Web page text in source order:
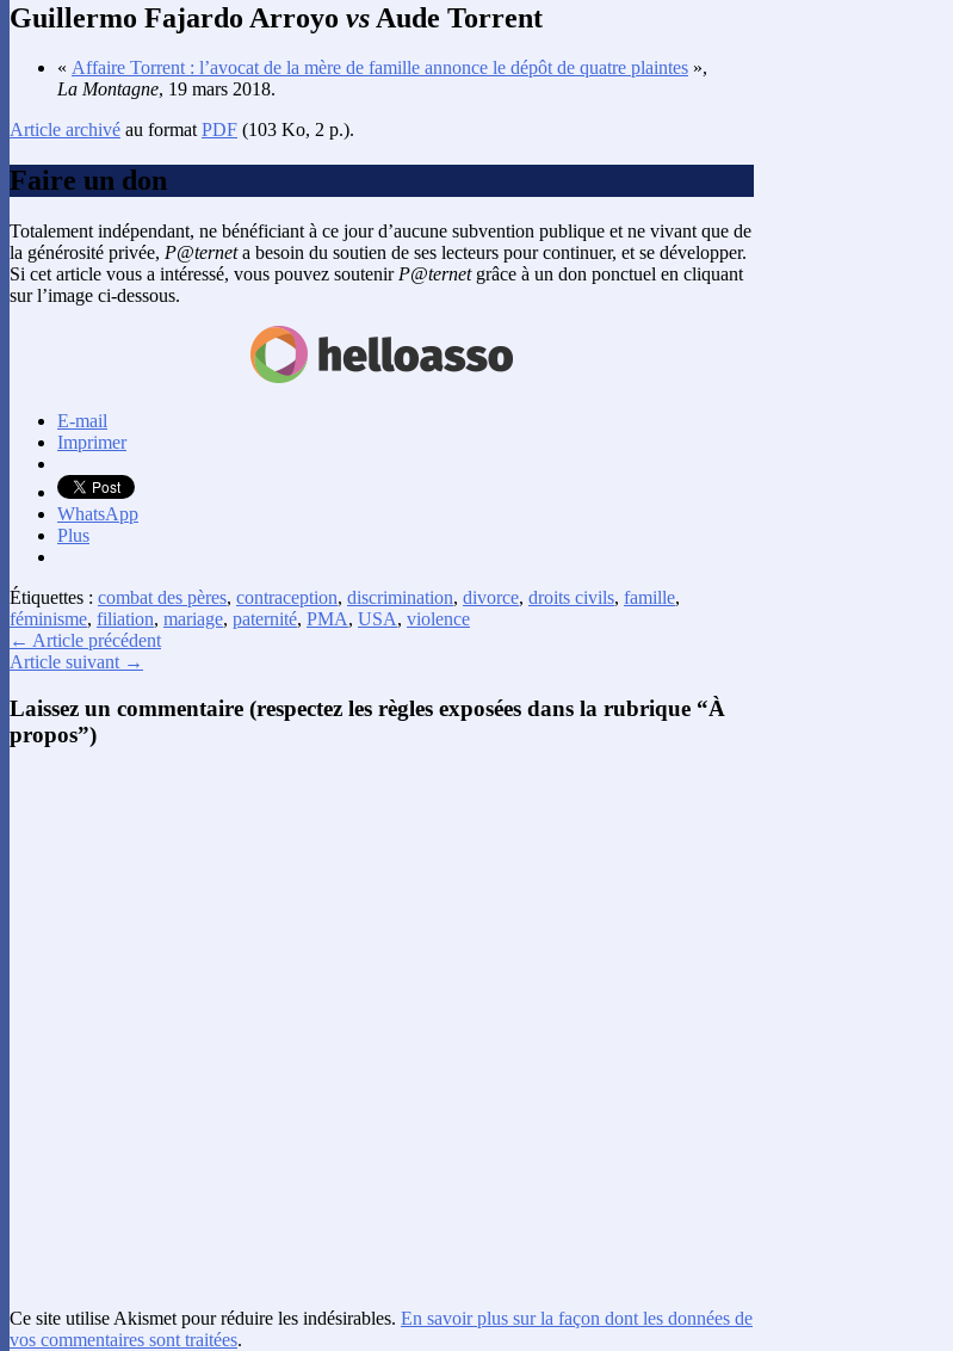
Guillermo Fajardo Arroyo vs Aude Torrent
« Affaire Torrent : l’avocat de la mère de famille annonce le dépôt de quatre plaintes »,
La Montagne, 19 mars 2018.
Article archivé au formatPDF (103 Ko, 2 p.).
Faire un don
Totalement indépendant, ne bénéficiant à ce jour d’aucune subvention publique et ne vivant que de
la générosité privée, P@terneta besoin du soutien de ses lecteurs pour continuer, et se développer.
Si cet article vous a intéressé, vous pouvez soutenir P@ternetgrâce à un don ponctuel en cliquant
sur l’image ci-dessous.
E-mail
Imprimer
WhatsApp
Plus
Étiquettes : combat des pères, contraception, discrimination, divorce, droits civils, famille,
féminisme, filiation, mariage, paternité, PMA, USA, violence
← Article précédent
Article suivant →
Laissez un commentaire (respectez les règles exposées dans la rubrique “À
propos”)
Ce site utilise Akismet pour réduire les indésirables. En savoir plus sur la façon dont les données de
vos commentaires sont traitées.